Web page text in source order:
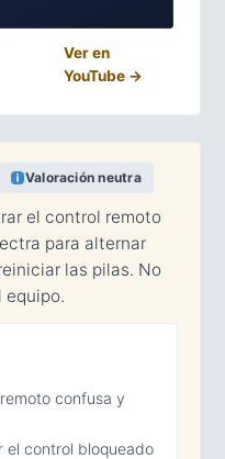
Ver en
YouTube →
Valoración neutra
el control remoto
para alternar
las pilas. No
equipo.
confusa y
el control bloqueado